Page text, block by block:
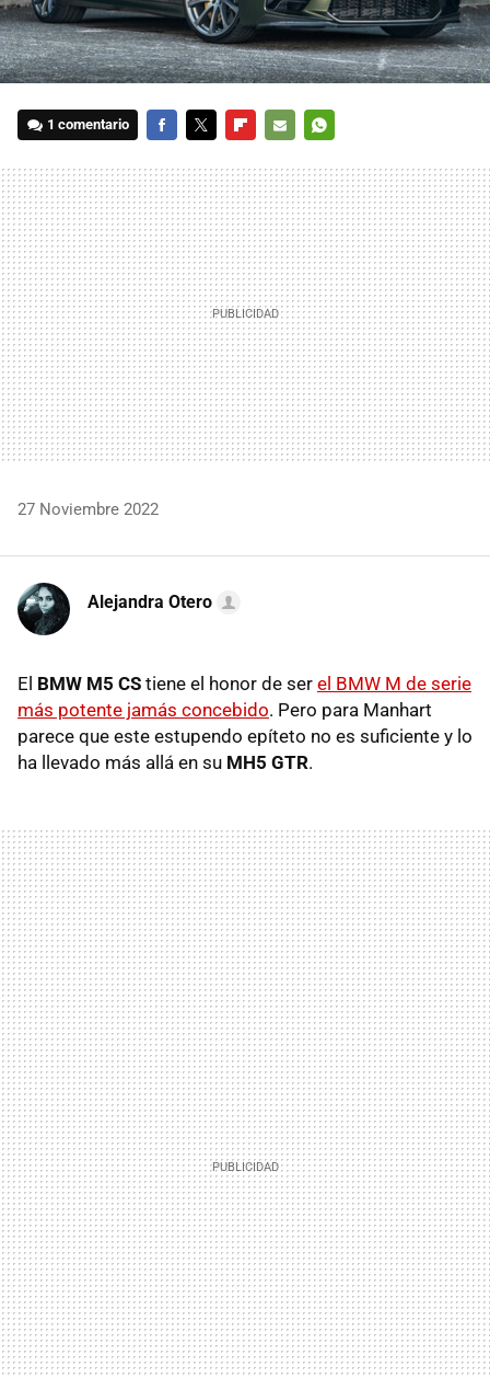
1 comentario
MAIL
27 Noviembre 2022
Alejandra Otero
El BMW M5 CS tiene el honor de ser el BMW M de serie
más potente jamás concebido. Pero para Manhart
parece que este estupendo epíteto no es suficiente y lo
ha llevado más allá en su MH5 GTR.